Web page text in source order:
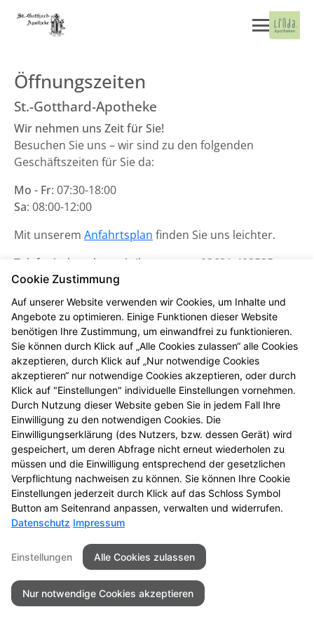
Öffnungszeiten
St.-Gotthard-Apotheke
Wir nehmen uns Zeit für Sie!
Besuchen Sie uns – wir sind zu den folgenden
Geschäftszeiten für Sie da:
Mo - Fr: 07:30-18:00
Sa: 08:00-12:00
Mit unserem Anfahrtsplan finden Sie uns leichter.
Telefonisch stehen wir Ihnen unter 03621-403535
Verfügung.
Unsere Notdienste finden Sie hier.
Seitenübersicht Kontakt
Impressum
Datenschutz
Barrierefreiheit
© 2026 St.-Gotthard-Apotheke
Cookie Zustimmung
Auf unserer Website verwenden wir Cookies, um Inhalte und
Angebote zu optimieren. Einige Funktionen dieser Website
benötigen Ihre Zustimmung, um einwandfrei zu funktionieren.
Sie können durch Klick auf „Alle Cookies zulassen“ alle Cookies
akzeptieren, durch Klick auf „Nur notwendige Cookies
akzeptieren“ nur notwendige Cookies akzeptieren, oder durch
Klick auf "Einstellungen" individuelle Einstellungen vornehmen.
Durch Nutzung dieser Website geben Sie in jedem Fall Ihre
Einwilligung zu den notwendigen Cookies. Die
Einwilligungserklärung (des Nutzers, bzw. dessen Gerät) wird
gespeichert, um deren Abfrage nicht erneut wiederholen zu
müssen und die Einwilligung entsprechend der gesetzlichen
Verpflichtung nachweisen zu können. Sie können Ihre Cookie
Einstellungen jederzeit durch Klick auf das Schloss Symbol
Button am Seitenrand anpassen, verwalten und widerrufen.
Datenschutz Impressum
Einstellungen Alle Cookies zulassen
Nur notwendige Cookies akzeptieren